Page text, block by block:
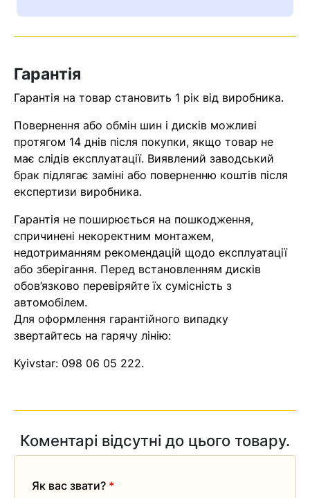
Помилка:
знайдена.
Гарантія
Гарантія на товар становить 1 рік від виробника.
Повернення або обмін шин і дисків можливі
протягом 14 днів після покупки, якщо товар не
має слідів експлуатації. Виявлений заводський
брак підлягає заміні або поверненню коштів після
експертизи виробника.
Гарантія не поширюється на пошкодження,
спричинені некоректним монтажем,
недотриманням рекомендацій щодо експлуатації
або зберігання. Перед встановленням дисків
обов’язково перевіряйте їх сумісність з
автомобілем.
Для оформлення гарантійного випадку
звертайтесь на гарячу лінію:
Kyivstar: 098 06 05 222.
Коментарі відсутні до цього товару.
Як вас звати? *